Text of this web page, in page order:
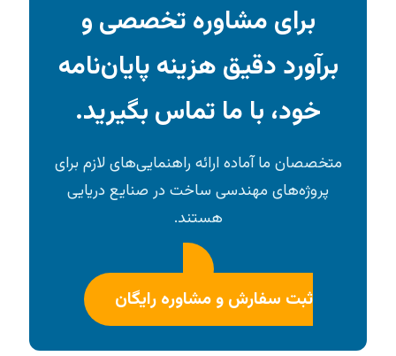
برای مشاوره تخصصی و
برآورد دقیق هزینه پایان‌نامه
خود، با ما تماس بگیرید.
متخصصان ما آماده ارائه راهنمایی‌های لازم برای
پروژه‌های مهندسی ساخت در صنایع دریایی
هستند.
ثبت سفارش و مشاوره رایگان